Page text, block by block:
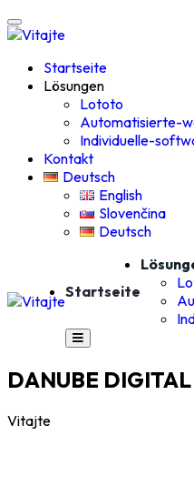
Startseite
Lösungen
Lototo
Automatisierte-
Individuelle-
Kontakt
Deutsch
English
Slovenčina
Deutsch
Startseite
DANUBE
Vitajte